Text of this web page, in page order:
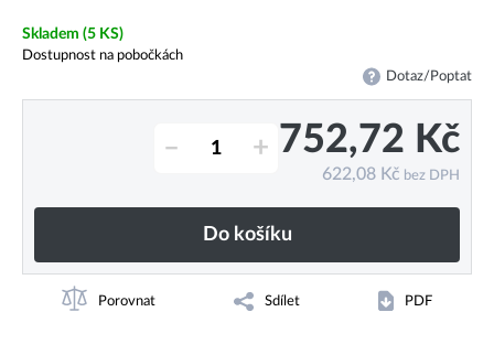
Skladem (5 KS)
Dostupnost na pobočkách
Dotaz/Poptat
– + 752,72 Kč
622,08 Kč bez DPH
Do košíku
Porovnat Sdílet PDF